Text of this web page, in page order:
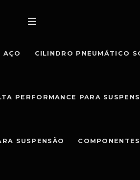
AÇO CILINDRO PNEUMÁTICO
PERFORMANCE PARA
SUSPENSÃO